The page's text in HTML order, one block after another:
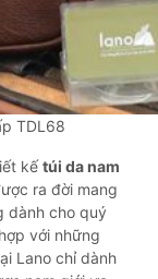
TDL68
kếtúi da nam
ra đời mang
dành cho quý
với những
Lano chỉ dành